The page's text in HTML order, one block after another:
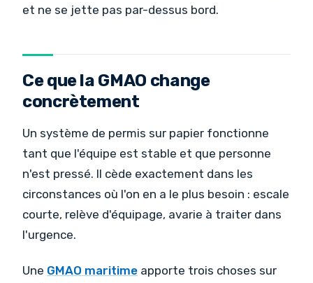
et ne se jette pas par-dessus bord.
Ce que la GMAO change
concrètement
Un système de permis sur papier fonctionne
tant que l'équipe est stable et que personne
n'est pressé. Il cède exactement dans les
circonstances où l'on en a le plus besoin : escale
courte, relève d'équipage, avarie à traiter dans
l'urgence.
Une GMAO maritime apporte trois choses sur